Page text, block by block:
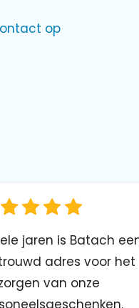
op
jaren is Batach
adres voor het
van onze